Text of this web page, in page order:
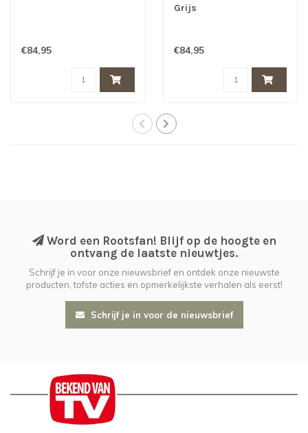
€84,95
Grijs
€84,95
Word een Rootsfan! Blijf op de hoogte en
ontvang de laatste nieuwtjes.
Schrijf je in voor onze nieuwsbrief en ontdek onze nieuwste
producten, tofste acties en opmerkelijkste verhalen als eerst!
Schrijf je in voor de nieuwsbrief